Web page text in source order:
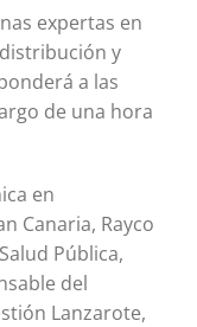
expertas en
y
a las
de una hora
en
Canaria, Rayco
Pública,
del
Lanzarote,